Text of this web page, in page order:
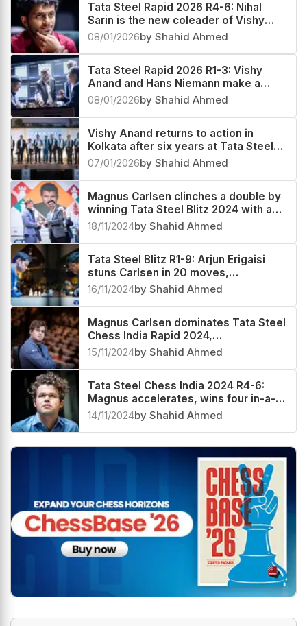
Tata Steel Rapid 2026 R4-6: Nihal
Sarin is the new coleader of Vishy
Anand
08/01/2026by Shahid Ahmed
Tata Steel Rapid 2026 R1-3: Vishy
Anand and Hans Niemann make a
great start
08/01/2026by Shahid Ahmed
Vishy Anand returns to action in
Kolkata after six years at Tata Steel
India Rapid and Blitz 2026
07/01/2026by Shahid Ahmed
Magnus Carlsen clinches a double by
winning Tata Steel Blitz 2024 with a
round to spare, Arjun Erigaisi third
18/11/2024by Shahid Ahmed
Tata Steel Blitz R1-9: Arjun Erigaisi
stuns Carlsen in 20 moves,
Praggnanandhaa scores a double hat-
16/11/2024by Shahid Ahmed
Magnus Carlsen dominates Tata Steel
Chess India Rapid 2024,
Praggnanandhaa second
15/11/2024by Shahid Ahmed
Tata Steel Chess India 2024 R4-6:
Magnus accelerates, wins four in-a-
row, leaps to the front
14/11/2024by Shahid Ahmed